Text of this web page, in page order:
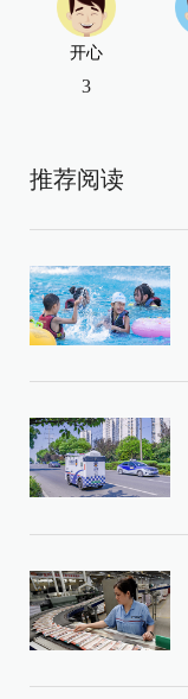
开心
3
推荐阅读